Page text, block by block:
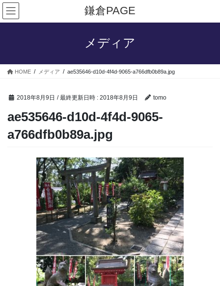
コ
ン
テ
ス
ナ
ビ
ゲ
ン
鎌倉PAGE
メディア
HOME メディア ae535646-d10d-4f4d-9065-a766dfb0b89a.jpg
2018年8月9日 / 最終更新日時 : 2018年8月9日 tomo
ae535646-d10d-4f4d-9065-
a766dfb0b89a.jpg